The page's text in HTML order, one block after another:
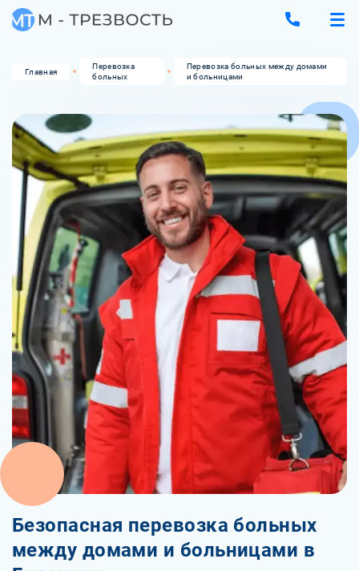
Главная
Перевозка
больных
Перевозка больных между домами
и больницами
Безопасная перевозка больных
между домами и больницами в